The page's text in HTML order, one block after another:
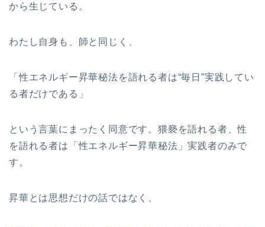
から生じている。
わたし自身も、師と同じく、
「性エネルギー昇華秘法を語れる者は“毎日”実践してい
る者だけである」
という言葉にまったく同意です。猥褻を語れる者、性
を語れる者は「性エネルギー昇華秘法」実践者のみで
す。
昇華とは思想だけの話ではなく、